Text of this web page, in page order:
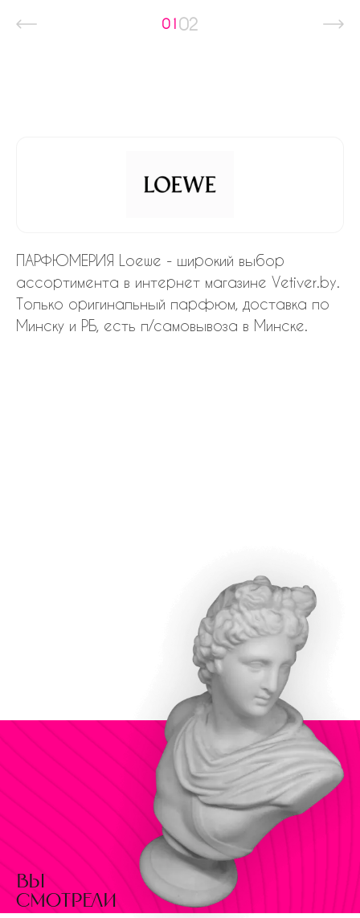
01 02
ПАРФЮМЕРИЯ Loewe - широкий выбор
ассортимента в интернет магазине Vetiver.by.
Только оригинальный парфюм, доставка по
Минску и РБ, есть п/самовывоза в Минске.
вы
смотрели